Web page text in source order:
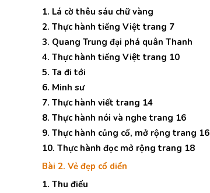
1. Lá cờ thêu sáu chữ vàng
2. Thực hành tiếng Việt trang 7
3. Quang Trung đại phá quân Thanh
4. Thực hành tiếng Việt trang 10
5. Ta đi tới
6. Minh sư
7. Thực hành viết trang 14
8. Thực hành nói và nghe trang 16
9. Thực hành củng cố, mở rộng trang 16
10. Thực hành đọc mở rộng trang 18
Bài 2. Vẻ đẹp cổ diển
1. Thu điếu